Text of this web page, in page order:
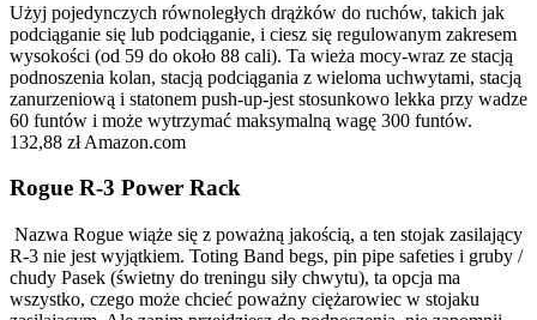
Użyj pojedynczych równoległych drążków do ruchów, takich jak
podciąganie się lub podciąganie, i ciesz się regulowanym zakresem
wysokości (od 59 do około 88 cali). Ta wieża mocy-wraz ze stacją
podnoszenia kolan, stacją podciągania z wieloma uchwytami, stacją
zanurzeniową i statonem push-up-jest stosunkowo lekka przy wadze
60 funtów i może wytrzymać maksymalną wagę 300 funtów.
132,88 zł Amazon.com
Rogue R-3 Power Rack
Nazwa Rogue wiąże się z poważną jakością, a ten stojak zasilający
R-3 nie jest wyjątkiem. Toting Band begs, pin pipe safeties i gruby /
chudy Pasek (świetny do treningu siły chwytu), ta opcja ma
wszystko, czego może chcieć poważny ciężarowiec w stojaku